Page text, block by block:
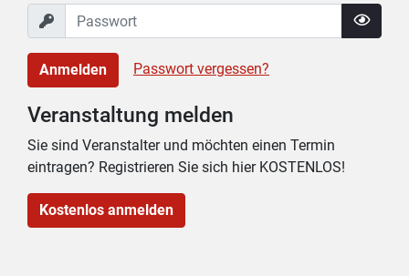
Anmelden Passwort vergessen?
Veranstaltung melden
Sie sind Veranstalter und möchten einen Termin
eintragen? Registrieren Sie sich hier KOSTENLOS!
Kostenlos anmelden